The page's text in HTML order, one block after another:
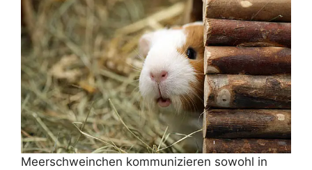
Meerschweinchen kommunizieren sowohl in